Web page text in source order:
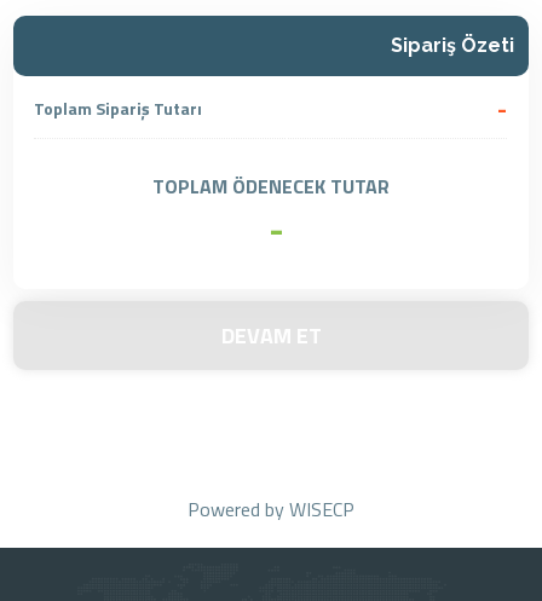
Sipariş Özeti
Toplam Sipariş Tutarı -
TOPLAM ÖDENECEK TUTAR
-
DEVAM ET
Powered byWISECP